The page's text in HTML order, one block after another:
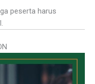
peserta harus